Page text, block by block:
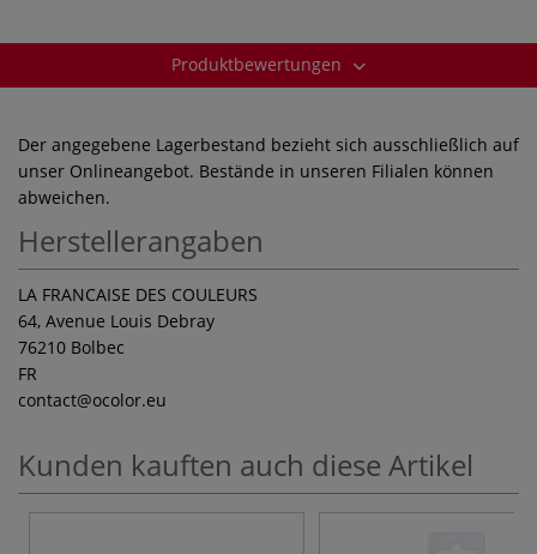
Produktbewertungen
Der angegebene Lagerbestand bezieht sich ausschließlich auf
unser Onlineangebot. Bestände in unseren Filialen können
abweichen.
Herstellerangaben
LA FRANCAISE DES COULEURS
64, Avenue Louis Debray
76210 Bolbec
FR
contact@ocolor.eu
Kunden kauften auch diese Artikel